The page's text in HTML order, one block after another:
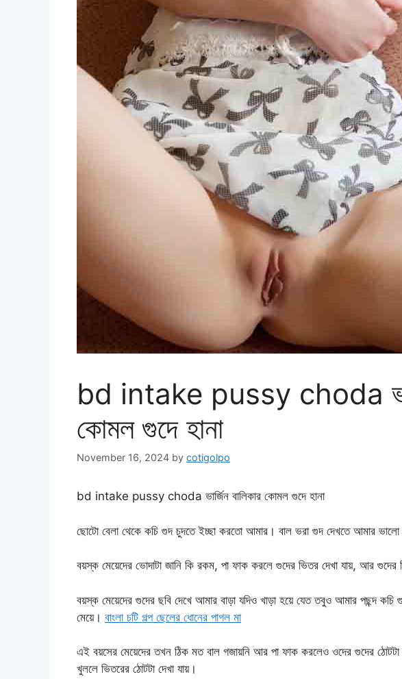
bd intake pussy choda
কোমল গুদে হানা
November 16, 2024 by cotigolpo
bd intake pussy choda ভার্জিন বালিকার কোমল গুদে হানা
ছোটো বেলা থেকে কচি গুদ চুদতে ইচ্ছা করতো আমার। বাল ভরা গুদ দেখতে আমার ভালো
বয়স্ক মেয়েদের ভোদাটা জানি কি রকম, পা ফাক করলে গুদের ভিতর দেখা যায়, আর গুদের
বয়স্ক মেয়েদের গুদের ছবি দেখে আমার বাড়া যদিও খাড়া হয়ে যেত তবুও আমার পছন্দ
মেয়ে। বাংলা চটি গল্প ছেলের ধোনের পাগল মা
এই বয়সের মেয়েদের তখন ঠিক মত বাল গজায়নি আর পা ফাক করলেও ওদের গুদের ঠোটটা
খুললে ভিতরের ঠোটটা দেখা যায়।